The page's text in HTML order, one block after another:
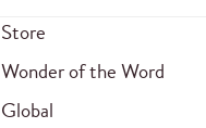
Store
Wonder of the Word
Global